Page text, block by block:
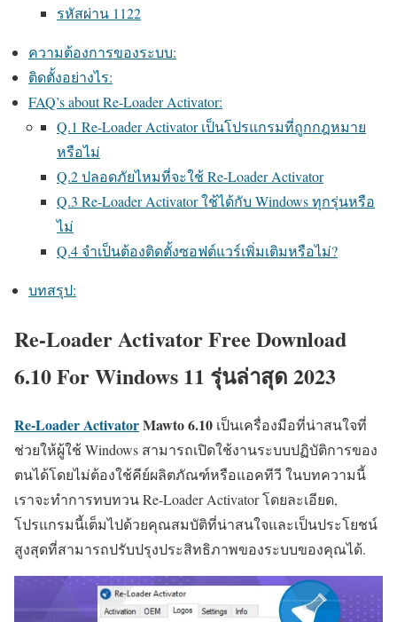
รหัสผ่าน 1122
ความต้องการของระบบ:
ติดตั้งอย่างไร:
FAQ’s about Re-Loader Activator:
Q.1 Re-Loader Activator เป็นโปรแกรมที่ถูกกฎหมาย
หรือไม่
Q.2 ปลอดภัยไหมที่จะใช้ Re-Loader Activator
Q.3 Re-Loader Activator ใช้ได้กับ Windows ทุกรุ่นหรือ
ไม่
Q.4 จำเป็นต้องติดตั้งซอฟต์แวร์เพิ่มเติมหรือไม่?
บทสรุป:
Re-Loader Activator Free Download
6.10 For Windows 11 รุ่นล่าสุด 2023
Re-Loader ActivatorMawto 6.10 เป็นเครื่องมือที่น่าสนใจที่
ช่วยให้ผู้ใช้ Windows สามารถเปิดใช้งานระบบปฏิบัติการของ
ตนได้โดยไม่ต้องใช้คีย์ผลิตภัณฑ์หรือแอคทีวี ในบทความนี้
เราจะทำการทบทวน Re-Loader Activator โดยละเอียด,
โปรแกรมนี้เต็มไปด้วยคุณสมบัติที่น่าสนใจและเป็นประโยชน์
สูงสุดที่สามารถปรับปรุงประสิทธิภาพของระบบของคุณได้.